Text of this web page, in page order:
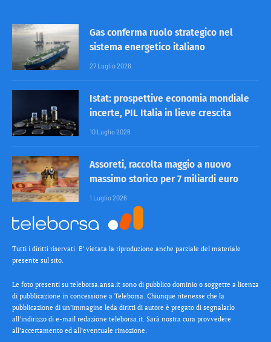
Gas conferma ruolo strategico nel
sistema energetico italiano
27 Luglio 2026
Istat: prospettive economia mondiale
incerte, PIL Italia in lieve crescita
10 Luglio 2026
Assoreti, raccolta maggio a nuovo
massimo storico per 7 miliardi euro
1 Luglio 2026
Tutti i diritti riservati. E’ vietata la riproduzione anche parziale del materiale
presente sul sito.
Le foto presenti su teleborsa.ansa.it sono di pubblico dominio o soggette a licenza
di pubblicazione in concessione a Teleborsa. Chiunque ritenesse che la
pubblicazione di un’immagine leda diritti di autore è pregato di segnalarlo
all’indirizzo di e-mail redazione teleborsa.it. Sarà nostra cura provvedere
all’accertamento ed all’eventuale rimozione.